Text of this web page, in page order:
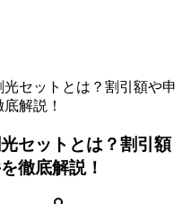
セットとは？割引額や申
解説！
セットとは？割引額
徹底解説！